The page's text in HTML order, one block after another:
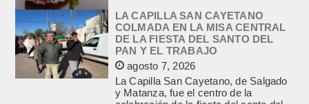
LA CAPILLA SAN CAYETANO
COLMADA EN LA MISA CENTRAL
DE LA FIESTA DEL SANTO DEL
PAN Y EL TRABAJO
agosto 7, 2026
La Capilla San Cayetano, de Salgado
y Matanza, fue el centro de la